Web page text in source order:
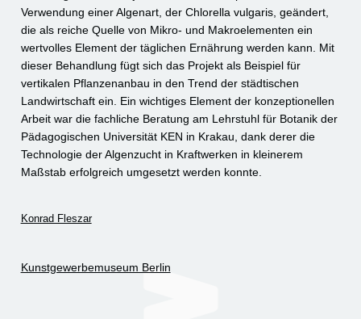
Kunstgewerbemuseum Berlin
Verwendung einer Algenart, der Chlorella vulgaris, geändert,
die als reiche Quelle von Mikro- und Makroelementen ein
wertvolles Element der täglichen Ernährung werden kann. Mit
dieser Behandlung fügt sich das Projekt als Beispiel für
vertikalen Pflanzenanbau in den Trend der städtischen
Landwirtschaft ein. Ein wichtiges Element der konzeptionellen
Arbeit war die fachliche Beratung am Lehrstuhl für Botanik der
Pädagogischen Universität KEN in Krakau, dank derer die
Technologie der Algenzucht in Kraftwerken in kleinerem
Maßstab erfolgreich umgesetzt werden konnte.
Konrad Fleszar